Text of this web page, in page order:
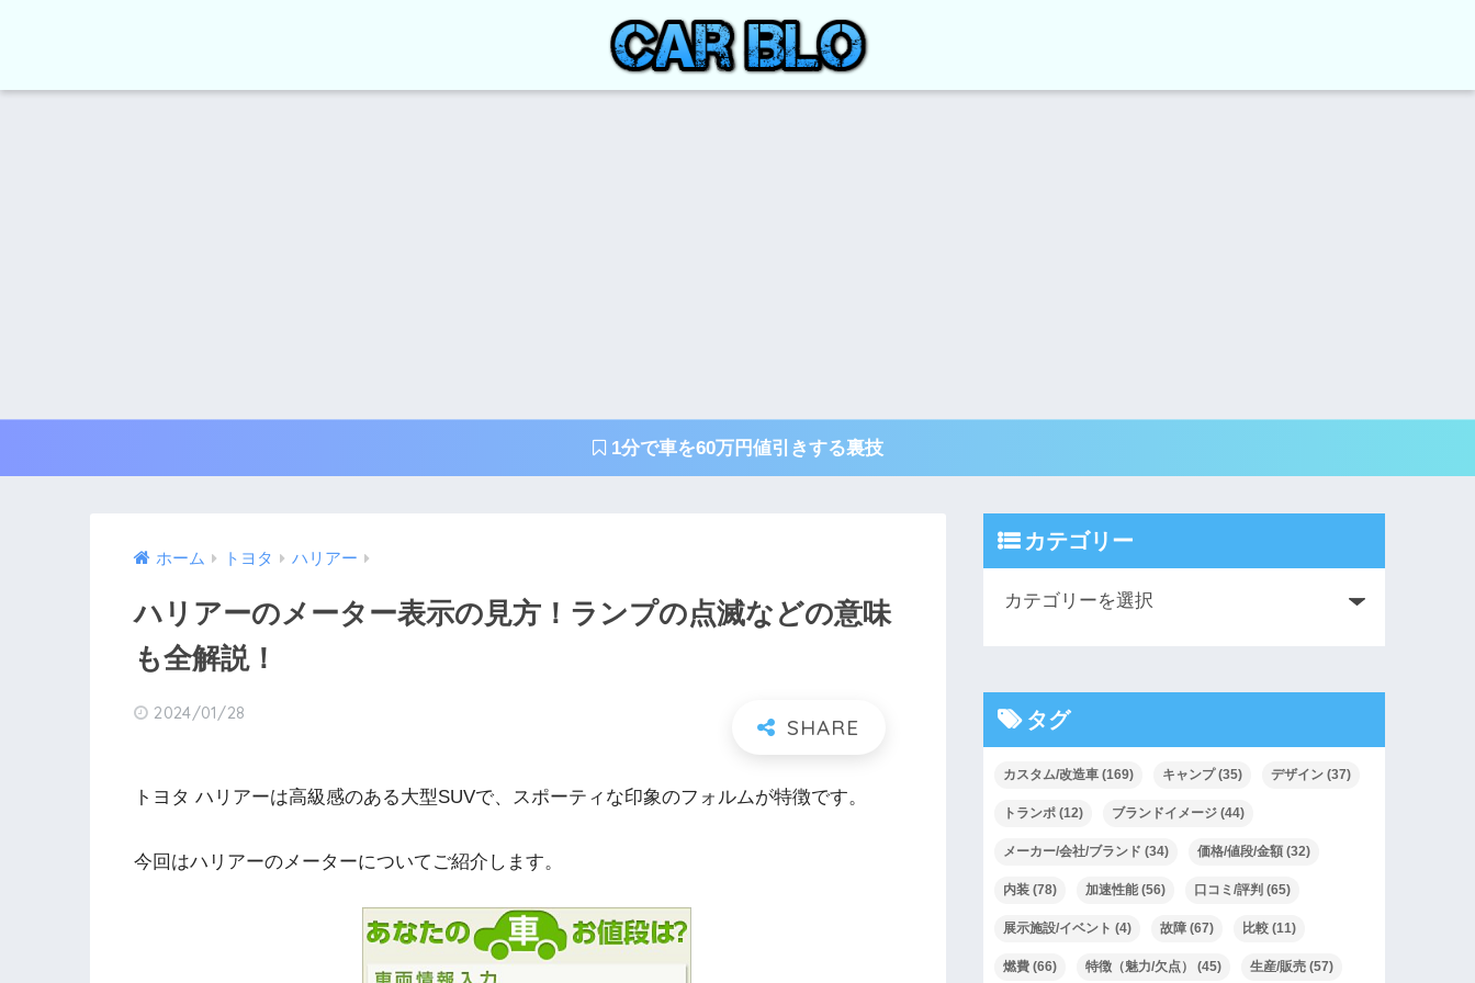
1分で車を60万円値引きする裏技
ホーム トヨタ ハリアー
ハリアーのメーター表示の見方！ランプの点滅などの意味
も全解説！
2024/01/28
トヨタ ハリアーは高級感のある大型SUVで、スポーティな印象のフォルムが特徴です。
今回はハリアーのメーターについてご紹介します。
カテゴリー
タグ
カスタム/改造車 (169) キャンプ(35) デザイン (37)
トランポ (12) ブランドイメージ (44)
メーカー/会社/ブランド (34) 価格/値段/金額 (32)
内装 (78) 加速性能 (56) 口コミ/評判 (65)
展示施設/イベント (4) 故障 (67) 比較 (11)
燃費 (66) 特徴（魅力/欠点） (45) 生産/販売 (57)